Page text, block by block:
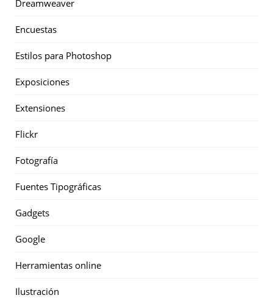
Dreamweaver
Encuestas
Estilos para Photoshop
Exposiciones
Extensiones
Flickr
Fotografía
Fuentes Tipográficas
Gadgets
Google
Herramientas online
Ilustración